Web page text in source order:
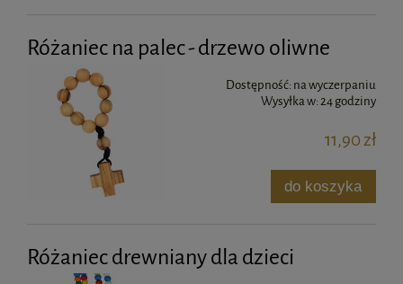
Różaniec na palec - drzewo oliwne
Dostępność: na wyczerpaniu
Wysyłka w:24 godziny
11,90 zł
do koszyka
Różaniec drewniany dla dzieci